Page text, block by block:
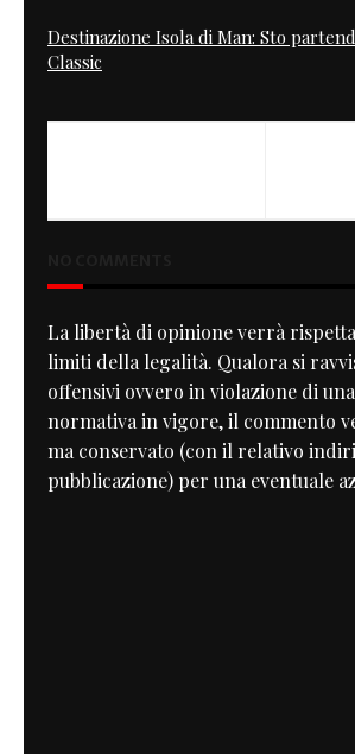
Destinazione Isola di Man: Sto
Classic
La libertà di opinione verrà
limiti della legalità. Qualora si
offensivi ovvero in violazione di
normativa in vigore, il commento
ma conservato (con il relativo
pubblicazione) per una eventuale